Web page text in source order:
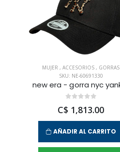
MUJER,ACCESORIOS, GORRAS
SKU: NE-60691330
C$ 1,813.00
AÑADIR AL CARRITO